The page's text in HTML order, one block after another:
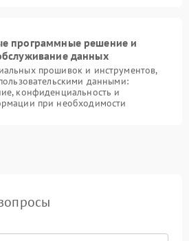
программные решение и
данных
прошивок и инструментов,
данными:
конфиденциальность и
при необходимости